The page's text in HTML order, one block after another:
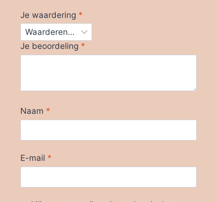
Je waardering *
Je beoordeling *
Naam *
E-mail *